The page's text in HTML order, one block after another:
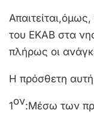
του ΕΚΑΒ στα
πλήρως οι
Η πρόσθετη
1ον:Μέσω των